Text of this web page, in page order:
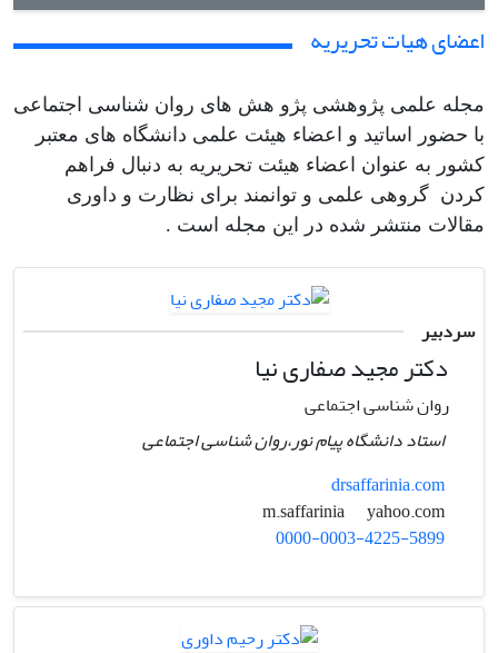
اعضای هیات تحریریه
مجله علمی پژوهشی پژو هش های روان شناسی اجتماعی
با حضور اساتید و اعضاء هیئت علمی دانشگاه های معتبر
کشور به عنوان اعضاء هیئت تحریریه به دنبال فراهم
کردن گروهی علمی و توانمند برای نظارت و داوری
مقالات منتشر شده در این مجله است .
سردبیر
دکتر مجید صفاری نیا
روان شناسی اجتماعی
استاد دانشگاه پیام نور،روان شناسی اجتماعی
drsaffarinia.com
yahoo.com
0000-0003-4225-5899